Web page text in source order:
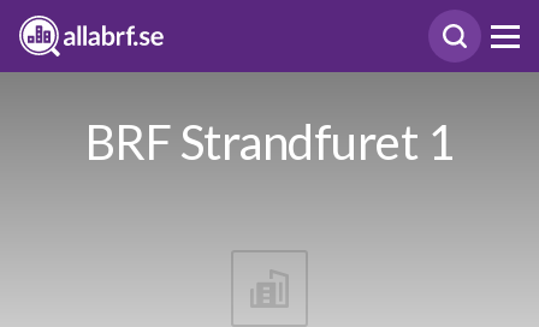
BRF Strandfuret 1